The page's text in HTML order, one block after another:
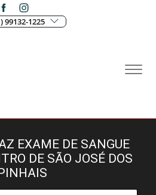
99132-1225
EXAME DE SANGUE
DE SÃO JOSÉ DOS